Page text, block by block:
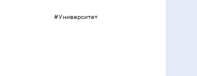
#Университет